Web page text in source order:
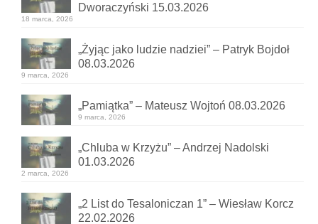
Dworaczyński 15.03.2026
18 marca, 2026
„Żyjąc jako ludzie nadziei” – Patryk Bojdoł
08.03.2026
9 marca, 2026
„Pamiątka” – Mateusz Wojtoń 08.03.2026
9 marca, 2026
„Chluba w Krzyżu” – Andrzej Nadolski
01.03.2026
2 marca, 2026
„2 List do Tesaloniczan 1” – Wiesław Korcz
22.02.2026